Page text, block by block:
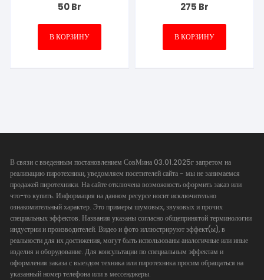
50Br
В КОРЗИНУ
275 Br
В КОРЗИНУ
В связи с введенным постановлением СовМина 03.01.2025г запретом на
реализацию пиротехники, уведомляем посетителей сайта - мы не занимаемся
продажей пиротехники. На сайте отключена возможность оформить заказ или
что-то купить. Информация на данном ресурсе носит исключительно
ознакомительный характер. Это примеры шумовых, звуковых и прочих
специальных эффектов. Названия указаны согласно общепринятой терминологии
индустрии и производителей. Видео и фото иллюстрируют эффект(ы), в
реальности для их достижения, могут быть использованы аналогичные или иные
изделия и оборудование. Для консультации по специальным эффектам и
оформления заказа с выездом техника или пиротехника просим обращаться на
указанный номер телефона или в мессенджеры.